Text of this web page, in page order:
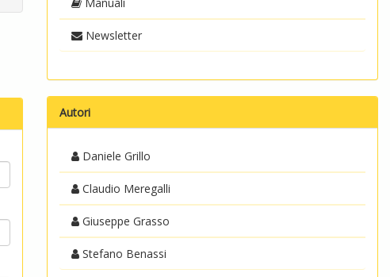
Newsletter
Autori
Daniele Grillo
Claudio Meregalli
Giuseppe Grasso
Stefano Benassi